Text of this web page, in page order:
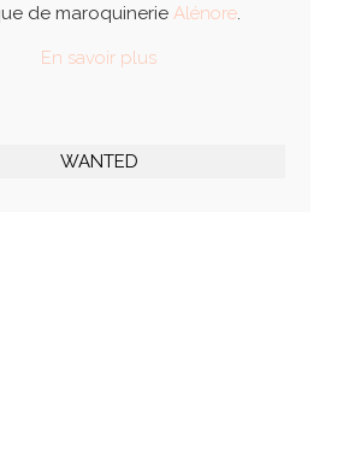
de maroquinerieAlénore.
En savoir plus
WANTED